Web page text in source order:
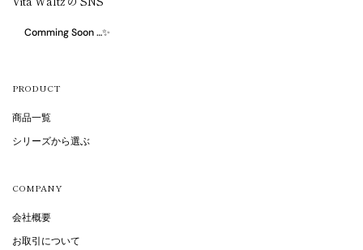
Comming Soon …✨
PRODUCT
商品一覧
シリーズから選ぶ
COMPANY
会社概要
お取引について